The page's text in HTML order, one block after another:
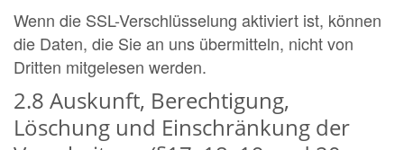
Wenn die SSL-Verschlüsselung aktiviert ist, können
die Daten, die Sie an uns übermitteln, nicht von
Dritten mitgelesen werden.
2.8 Auskunft, Berechtigung,
Löschung und Einschränkung der